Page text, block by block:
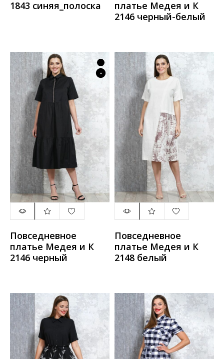
1843 синяя_полоска
платье Медея и К
2146 черный-белый
Повседневное
платье Медея и К
2146 черный
Повседневное
платье Медея и К
2148 белый